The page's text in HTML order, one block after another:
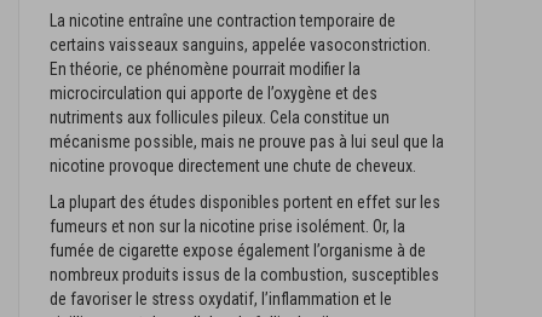
La nicotine entraîne une contraction temporaire de
certains vaisseaux sanguins, appelée vasoconstriction.
En théorie, ce phénomène pourrait modifier la
microcirculation qui apporte de l’oxygène et des
nutriments aux follicules pileux. Cela constitue un
mécanisme possible, mais ne prouve pas à lui seul que la
nicotine provoque directement une chute de cheveux.
La plupart des études disponibles portent en effet sur les
fumeurs et non sur la nicotine prise isolément. Or, la
fumée de cigarette expose également l’organisme à de
nombreux produits issus de la combustion, susceptibles
de favoriser le stress oxydatif, l’inflammation et le